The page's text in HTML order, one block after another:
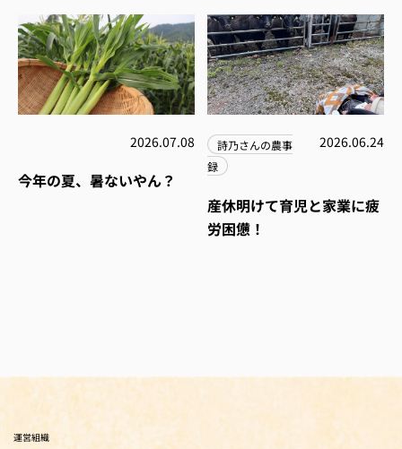
2026.07.08
今年の夏、暑ないやん？
詩乃さんの農事
録
2026.06.24
産休明けて育児と家業に疲
労困憊！
運営組織